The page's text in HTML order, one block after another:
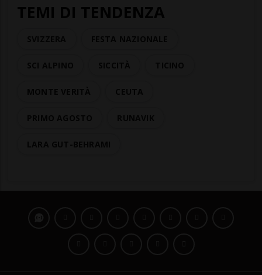
TEMI DI TENDENZA